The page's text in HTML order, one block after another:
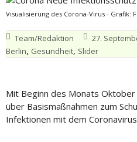
Visualisierung des Corona-Virus - Grafik:
Team/Redaktion 27.
Berlin, Gesundheit, Slider
Mit Beginn des Monats
über Basismaßnahmen zum
Infektionen mit dem